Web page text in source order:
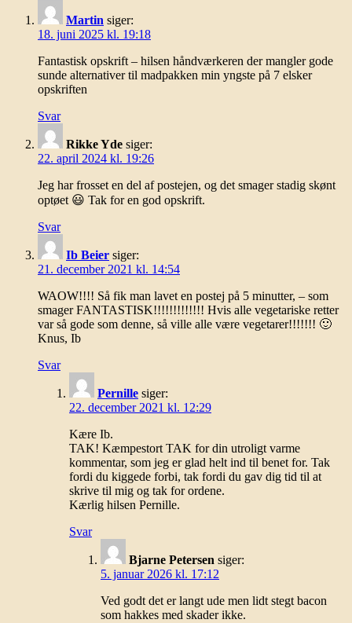
Martin siger:
18. juni 2025 kl. 19:18
Fantastisk opskrift – hilsen håndværkeren der mangler gode
sunde alternativer til madpakken min yngste på 7 elsker
opskriften
Svar
Rikke Yde siger:
22. april 2024 kl. 19:26
Jeg har frosset en del af postejen, og det smager stadig skønt
optøet 😃 Tak for en god opskrift.
Svar
Ib Beier siger:
21. december 2021 kl. 14:54
WAOW!!!! Så fik man lavet en postej på 5 minutter, – som
smager FANTASTISK!!!!!!!!!!!!! Hvis alle vegetariske retter
var så gode som denne, så ville alle være vegetarer!!!!!!! 🙂
Knus, Ib
Svar
Pernille siger:
22. december 2021 kl. 12:29
Kære Ib.
TAK! Kæmpestort TAK for din utroligt varme
kommentar, som jeg er glad helt ind til benet for. Tak
fordi du kiggede forbi, tak fordi du gav dig tid til at
skrive til mig og tak for ordene.
Kærlig hilsen Pernille.
Svar
Bjarne Petersen siger:
5. januar 2026 kl. 17:12
Ved godt det er langt ude men lidt stegt bacon
som hakkes med skader ikke.